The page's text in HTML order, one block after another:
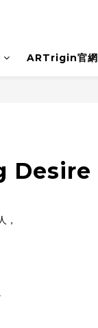
ARTrigin官網
Desire
，